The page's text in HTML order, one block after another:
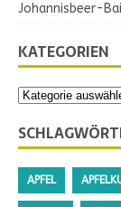
Johannisbeer-
KATEGORIEN
APFEL